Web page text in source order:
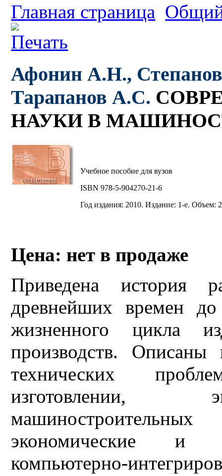
Главная страница
Афонин А.Н.,
Тарапанов А.С.
НАУКИ В
Учебное пособие для вузов
ISBN 978-5-904270-21-6
Год издания: 2010. Издание: 1-е. Объем:
Цена: нет в продаже
Приведена история
древнейших времен
жизненного цикла
производств.
технических
изготовлении,
экономические и
компьютерно-